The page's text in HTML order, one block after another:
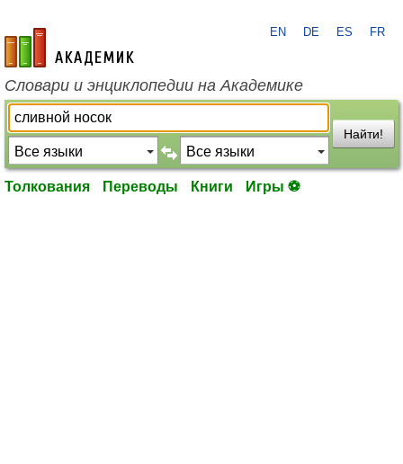
academic.ru
EN DE ES FR
Словари и энциклопедии на Академике
Найти!
Толкования Переводы Книги Игры ⚽